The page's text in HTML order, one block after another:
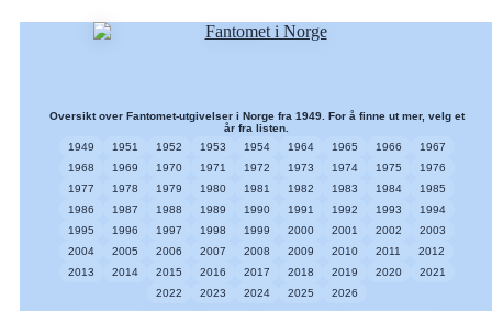
Oversikt over Fantomet-utgivelser i Norge fra 1949. For å finne ut mer, velg et
år fra listen.
1949
1951 1952 1953 1954 1964 1965 1966
1967
1968
1969 1970 1971 1972 1973 1974 1975
1976
1977
1978 1979 1980 1981 1982 1983 1984
1985
1986
1987 1988 1989 1990 1991 1992 1993
1994
1995
1996 1997 1998 1999 2000 2001 2002
2003
2004
2005 2006 2007 2008 2009 2010 2011
2012
2013
2014 2015 2016 2017 2018 2019 2020
2021
2022
2023 2024 2025 2026